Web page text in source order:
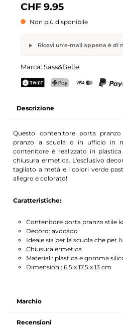
CHF 9.95
Non più disponibile
Ricevi un'e-mail appena è di
Il tuo nome
Marca: Sass&Belle
Descrizione
Questo contenitore porta
pranzo a scuola o in ufficio in
contenitore è realizzato in
chiusura ermetica. L'esclusivo
tagliato a metà e i colori verde
allegro e colorato!
Caratteristiche:
Contenitore porta pranzo stile
Decoro: avocado
Ideale sia per la scuola che per
Chiusura ermetica
Materiali: plastica e gomma
Dimensioni: 6,5 x 17,5 x 13 cm
Marchio
Recensioni